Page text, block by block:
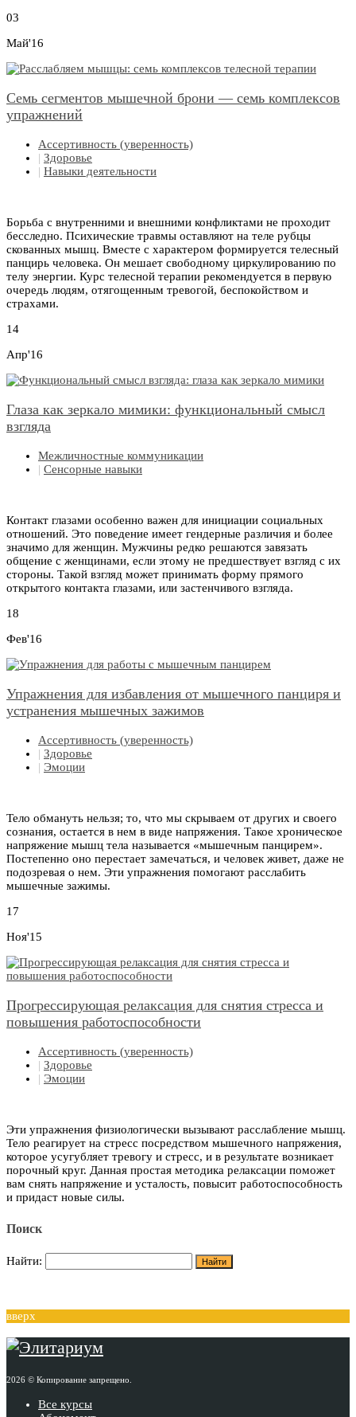
03
Май'16
Семь сегментов мышечной брони — семь комплексов
упражнений
Ассертивность (уверенность)
| Здоровье
| Навыки деятельности
Борьба с внутренними и внешними конфликтами не проходит
бесследно. Психические травмы оставляют на теле рубцы
скованных мышц. Вместе с характером формируется телесный
панцирь человека. Он мешает свободному циркулированию по
телу энергии. Курс телесной терапии рекомендуется в первую
очередь людям, отягощенным тревогой, беспокойством и
страхами.
14
Апр'16
Глаза как зеркало мимики: функциональный смысл
взгляда
Межличностные коммуникации
| Сенсорные навыки
Контакт глазами особенно важен для инициации социальных
отношений. Это поведение имеет гендерные различия и более
значимо для женщин. Мужчины редко решаются завязать
общение с женщинами, если этому не предшествует взгляд с их
стороны. Такой взгляд может принимать форму прямого
открытого контакта глазами, или застенчивого взгляда.
18
Фев'16
Упражнения для избавления от мышечного панциря и
устранения мышечных зажимов
Ассертивность (уверенность)
| Здоровье
| Эмоции
Тело обмануть нельзя; то, что мы скрываем от других и своего
сознания, остается в нем в виде напряжения. Такое хроническое
напряжение мышц тела называется «мышечным панцирем».
Постепенно оно перестает замечаться, и человек живет, даже не
подозревая о нем. Эти упражнения помогают расслабить
мышечные зажимы.
17
Ноя'15
Прогрессирующая релаксация для снятия стресса и
повышения работоспособности
Ассертивность (уверенность)
| Здоровье
| Эмоции
Эти упражнения физиологически вызывают расслабление мышц.
Тело реагирует на стресс посредством мышечного напряжения,
которое усугубляет тревогу и стресс, и в результате возникает
порочный круг. Данная простая методика релаксации поможет
вам снять напряжение и усталость, повысит работоспособность
и придаст новые силы.
Поиск
Найти:
вверх
2026 © Копирование запрещено.
Все курсы